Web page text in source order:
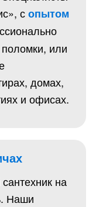
сопытом
поломки, или
домах,
и офисах.
на
Наши